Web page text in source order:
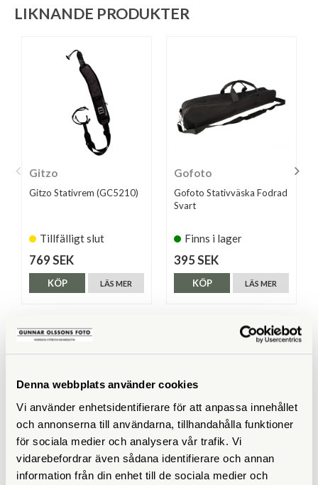
Denna webbplats använder cookies
Vi använder enhetsidentifierare för att anpassa innehållet
och annonserna till användarna, tillhandahålla funktioner
för sociala medier och analysera vår trafik. Vi
vidarebefordrar även sådana identifierare och annan
information från din enhet till de sociala medier och
LIKNANDE PRODUKTER
Gitzo
Gitzo Stativrem (GC5210)
Tillfälligt slut
769 SEK
LÄS MER
KÖP
Gofoto
Gofoto Stativväska Fodrad
Svart
Finns i lager
395 SEK
LÄS MER
KÖP